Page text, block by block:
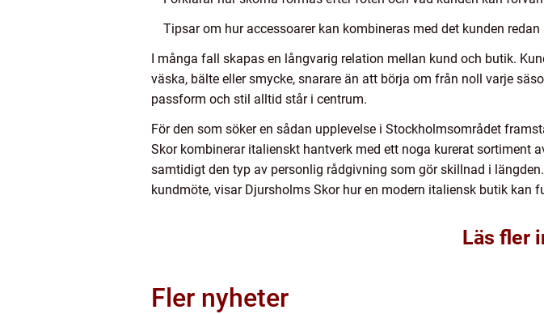
Tipsar om hur accessoarer kan kombineras med det kunden redan
I många fall skapas en långvarig relation mellan kund och butik.
väska, bälte eller smycke, snarare än att börja om från noll varje
passform och stil alltid står i centrum.
För den som söker en sådan upplevelse i Stockholmsområdet
Skor kombinerar italienskt hantverk med ett noga kurerat sortiment
samtidigt den typ av personlig rådgivning som gör skillnad i
kundmöte, visar Djursholms Skor hur en modern italiensk butik kan
Läs fler
Fler nyheter